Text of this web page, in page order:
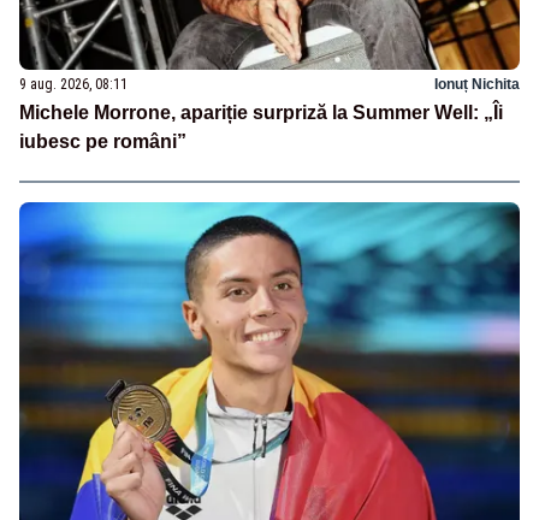
9 aug. 2026, 08:11 Ionuț Nichita
Michele Morrone, apariție surpriză la Summer Well: „Îi
iubesc pe români”